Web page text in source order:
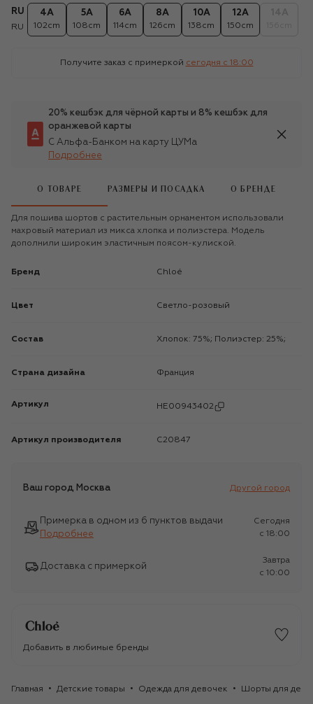
RU
RU
4A
102cm
5A
108cm
6A
114cm
8A
126cm
10A
138cm
12A
150cm
Получите заказ с примеркой сегодня c 18:00
20% кешбэк для чёрной карты и 8% кешбэк для
оранжевой карты
С Альфа-Банком на карту ЦУМа
Подробнее
О ТОВАРЕ РАЗМЕРЫ И ПОСАДКА О БРЕНДЕ
Для пошива шортов с растительным орнаментом использовали
махровый материал из микса хлопка и полиэстера. Модель
дополнили широким эластичным поясом-кулиской.
Бренд Chloé
Цвет Светло-розовый
Состав Хлопок: 75%; Полиэстер: 25%;
Страна дизайна Франция
Артикул HE00943402
Артикул производителя C20847
Ваш город Москва Другой город
Примерка в одном из 6 пунктов выдачи
Подробнее
Сегодня
c 18:00
Доставка с примеркой
Завтра
c 10:00
Добавить в любимые бренды
Главная Детские товары Одежда для девочек Шорты для